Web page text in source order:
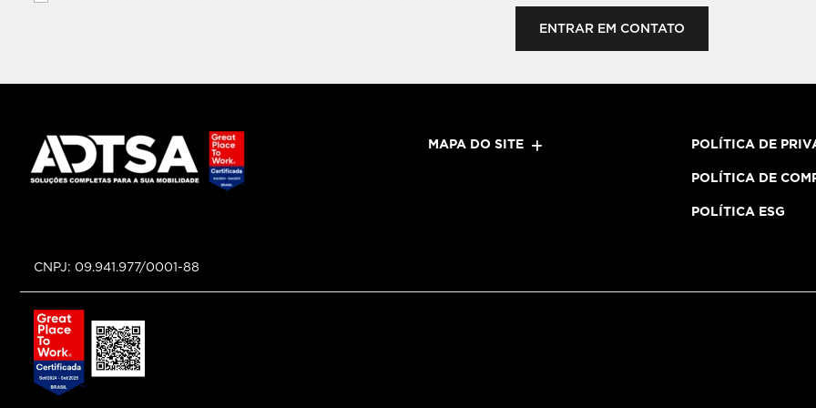
Peugeot Pigalle Piedade Jaboatão
Citroën Pigalle Afogados Recife
Novo Mundo Caminhões Jaboatão
Novo Mundo Caminhões Arapiraca
Novo Mundo Maceió
ENTRAR EM CONTATO
MAPA DO SITE POLÍTICA DE
POLÍTICA DE
POLÍTICA ESG
CNPJ: 09.941.977/0001-88